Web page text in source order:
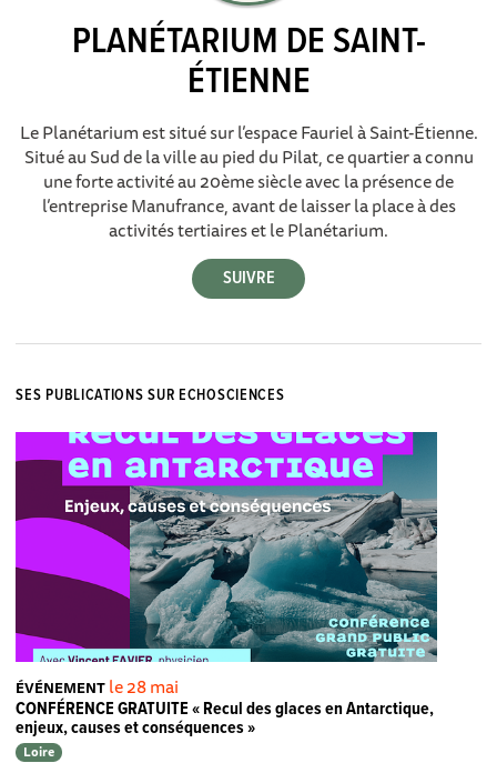
PLANÉTARIUM DE SAINT-
ÉTIENNE
Le Planétarium est situé sur l’espace Fauriel à Saint-Étienne.
Situé au Sud de la ville au pied du Pilat, ce quartier a connu
une forte activité au 20ème siècle avec la présence de
l’entreprise Manufrance, avant de laisser la place à des
activités tertiaires et le Planétarium.
SES PUBLICATIONS SUR ECHOSCIENCES
ÉVÉNEMENT le 28 mai
CONFÉRENCE GRATUITE « Recul des glaces en Antarctique,
enjeux, causes et conséquences »
Loire